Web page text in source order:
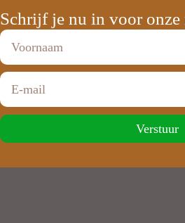
Schrijf je nu in voor
Verstuur